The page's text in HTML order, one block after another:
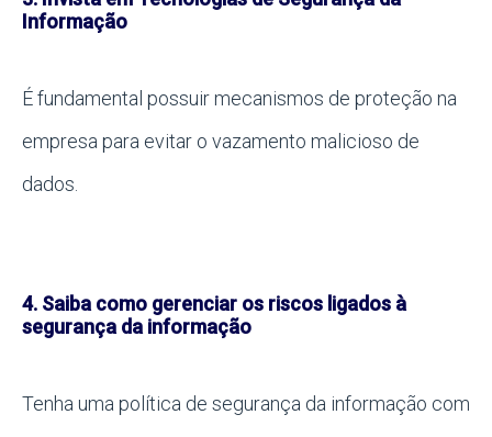
Informação
É fundamental possuir mecanismos de proteção na
empresa para evitar o vazamento malicioso de
dados.
4. Saiba como gerenciar os riscos ligados à
segurança da informação
Tenha uma política de segurança da informação com